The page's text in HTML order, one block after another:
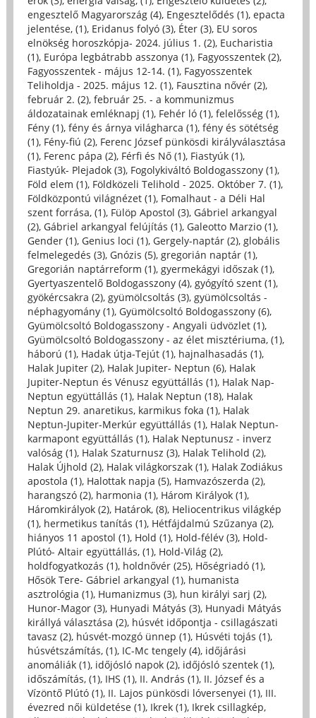
engesztelő Magyarország (4), Engesztelődés (1), epacta
jelentése, (1), Eridanus folyó (3), Éter (3), EU soros
elnökség horoszkópja- 2024. július 1. (2), Eucharistia
(1), Európa legbátrabb asszonya (1), Fagyosszentek (2),
Fagyosszentek - május 12-14. (1), Fagyosszentek
Teliholdja - 2025. május 12. (1), Fausztina nővér (2),
február 2. (2), február 25. - a kommunizmus
áldozatainak emléknapj (1), Fehér ló (1), felelősség (1),
Fény (1), fény és árnya világharca (1), fény és sötétség
(1), Fény-fiú (2), Ferenc József pünkösdi királyválasztása
(1), Ferenc pápa (2), Férfi és Nő (1), Fiastyúk (1),
Fiastyúk- Plejadok (3), Fogolykiváltó Boldogasszony (1),
Föld elem (1), Földközeli Telihold - 2025. Október 7. (1),
Földközpontú világnézet (1), Fomalhaut - a Déli Hal
szent forrása, (1), Fülöp Apostol (3), Gábriel arkangyal
(2), Gábriel arkangyal felújítás (1), Galeotto Marzio (1),
Gender (1), Genius loci (1), Gergely-naptár (2), globális
felmelegedés (3), Gnózis (5), gregorián naptár (1),
Gregorián naptárreform (1), gyermekágyi időszak (1),
Gyertyaszentelő Boldogasszony (4), gyógyító szent (1),
gyökércsakra (2), gyümölcsoltás (3), gyümölcsoltás -
néphagyomány (1), Gyümölcsoltó Boldogasszony (6),
Gyümölcsoltó Boldogasszony - Angyali üdvözlet (1),
Gyümölcsoltó Boldogasszony - az élet misztériuma, (1),
háború (1), Hadak útja-Tejút (1), hajnalhasadás (1),
Halak Jupiter (2), Halak Jupiter- Neptun (6), Halak
Jupiter-Neptun és Vénusz együttállás (1), Halak Nap-
Neptun együttállás (1), Halak Neptun (18), Halak
Neptun 29. anaretikus, karmikus foka (1), Halak
Neptun-Jupiter-Merkúr együttállás (1), Halak Neptun-
karmapont együttállás (1), Halak Neptunusz - inverz
valóság (1), Halak Szaturnusz (3), Halak Telihold (2),
Halak Újhold (2), Halak világkorszak (1), Halak Zodiákus
apostola (1), Halottak napja (5), Hamvazószerda (2),
harangszó (2), harmonia (1), Három Királyok (1),
Háromkirályok (2), Határok, (8), Heliocentrikus világkép
(1), hermetikus tanítás (1), Hétfájdalmú Szűzanya (2),
hiányos 11 apostol (1), Hold (1), Hold-félév (3), Hold-
Plútó- Altair együttállás, (1), Hold-Világ (2),
holdfogyatkozás (1), holdnővér (25), Hőségriadó (1),
Hősök Tere- Gábriel arkangyal (1), humanista
asztrológia (1), Humanizmus (3), hun királyi sarj (2),
Hunor-Magor (3), Hunyadi Mátyás (3), Hunyadi Mátyás
királlyá választása (2), húsvét időpontja - csillagászati
tavasz (2), húsvét-mozgó ünnep (1), Húsvéti tojás (1),
húsvétszámítás, (1), IC-Mc tengely (4), időjárási
anomáliák (1), időjósló napok (2), időjósló szentek (1),
időszámítás, (1), IHS (1), II. András (1), II. József és a
Vízöntő Plútó (1), II. Lajos pünkösdi lóversenyei (1), III.
évezred női küldetése (1), Ikrek (1), Ikrek csillagkép,